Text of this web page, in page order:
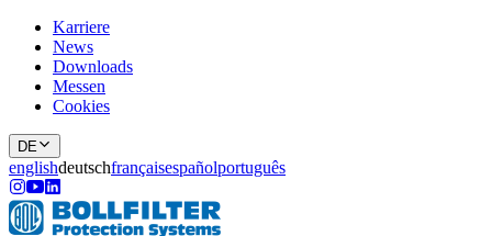
Karriere
News
Downloads
Messen
Cookies
DE
englishdeutschfrançaisespañolportuguês